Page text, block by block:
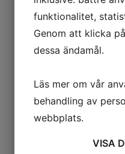
tel:
(Klicka på
funktionalitet,
Genom att klicka
dessa ändamål.
Läs mer om vår
behandling av
webbplats.
VISA